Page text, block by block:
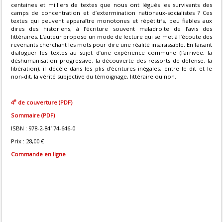
centaines et milliers de textes que nous ont légués les survivants des
camps de concentration et d’extermination nationaux-socialistes ? Ces
textes qui peuvent apparaître monotones et répétitifs, peu fiables aux
dires des historiens, à l’écriture souvent maladroite de l’avis des
littéraires. L’auteur propose un mode de lecture qui se met à l’écoute des
revenants cherchant les mots pour dire une réalité insaisissable. En faisant
dialoguer les textes au sujet d’une expérience commune (l’arrivée, la
déshumanisation progressive, la découverte des ressorts de défense, la
libération), il décèle dans les plis d’écritures inégales, entre le dit et le
non-dit, la vérité subjective du témoignage, littéraire ou non.
4e de couverture (PDF)
Sommaire (PDF)
ISBN : 978-2-84174-646-0
Prix : 28,00 €
Commande en ligne